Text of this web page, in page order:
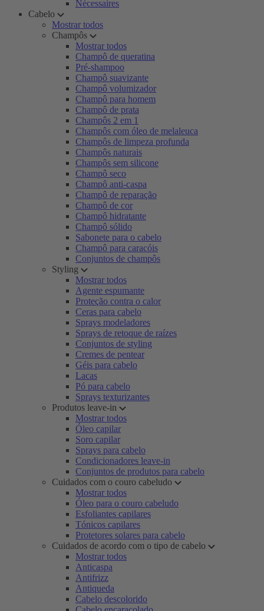
Nécessaires
Cabelo
Mostrar todos
Champôs
Mostrar todos
Champô de queratina
Pré-shampoo
Champô suavizante
Champô volumizador
Champô para homem
Champô de prata
Champôs 2 em 1
Champôs com óleo de melaleuca
Champôs de limpeza profunda
Champôs naturais
Champôs sem silicone
Champô seco
Champô anti-caspa
Champô de reparação
Champô de cor
Champô hidratante
Champô sólido
Sabonete para o cabelo
Champô para caracóis
Conjuntos de champôs
Styling
Mostrar todos
Agente espumante
Proteção contra o calor
Ceras para cabelo
Sprays modeladores
Sprays de retoque de raízes
Conjuntos de styling
Cremes de pentear
Géis para cabelo
Lacas
Pó para cabelo
Sprays texturizantes
Produtos leave-in
Mostrar todos
Óleo capilar
Soro capilar
Sprays para cabelo
Condicionadores leave-in
Conjuntos de produtos para cabelo
Cuidados com o couro cabeludo
Mostrar todos
Óleo para o couro cabeludo
Esfoliantes capilares
Tónicos capilares
Protetores solares para cabelo
Cuidados de acordo com o tipo de cabelo
Mostrar todos
Anticaspa
Antifrizz
Antiqueda
Cabelo descolorido